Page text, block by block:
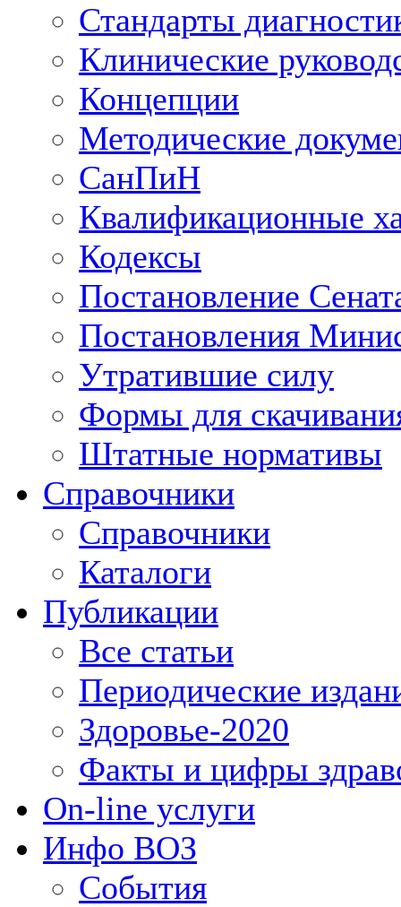
Стандарты
Клинические
Концепции
Методические
СанПиН
Квалификационные
Кодексы
Постановление
Постановления
Утратившие силу
Формы для
Штатные нормативы
Справочники
Справочники
Каталоги
Публикации
Все статьи
Периодические
Здоровье-2020
Факты и цифры
On-line услуги
Инфо ВОЗ
События